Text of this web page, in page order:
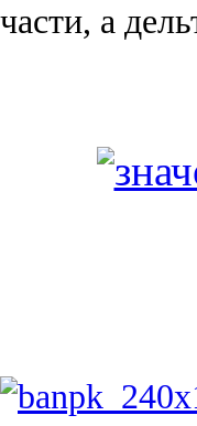
части, а